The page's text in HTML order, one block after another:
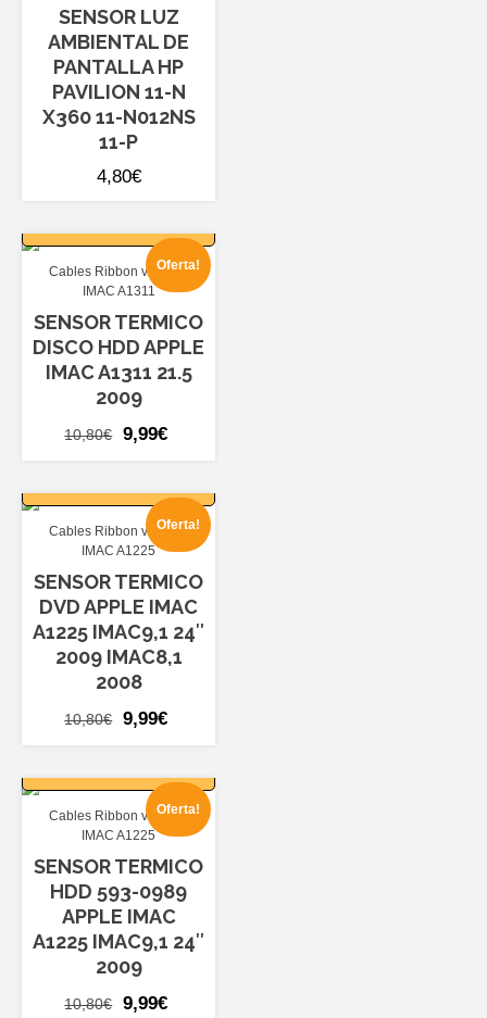
SENSOR LUZ
AMBIENTAL DE
PANTALLA HP
PAVILION 11-N
X360 11-N012NS
11-P
4,80€
Oferta!
Cables Ribbon varios
IMAC A1311
SENSOR TERMICO
DISCO HDD APPLE
IMAC A1311 21.5
2009
10,80€
El
era:
10,80€.
9,99€
9,99€.
Oferta!
Cables Ribbon varios
IMAC A1225
SENSOR TERMICO
DVD APPLE IMAC
A1225 IMAC9,1 24″
2009 IMAC8,1
2008
10,80€
El
era:
10,80€.
9,99€
9,99€.
Oferta!
Cables Ribbon varios
IMAC A1225
SENSOR TERMICO
HDD 593-0989
APPLE IMAC
A1225 IMAC9,1 24″
2009
10,80€
El
9,99€